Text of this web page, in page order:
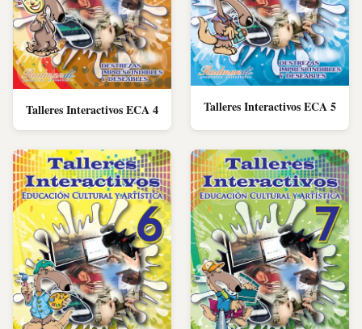
Talleres Interactivos ECA 4 Talleres Interactivos ECA 5